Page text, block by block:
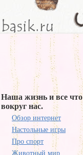
Наша жизнь и все что
вокруг нас.
Обзор интернет
Настольные игры
Про спорт
Животный мир